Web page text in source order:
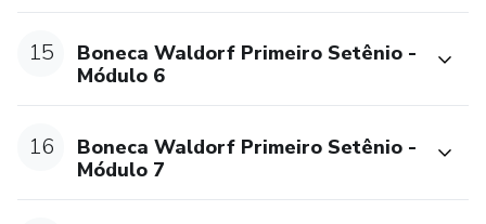
15
Boneca Waldorf Primeiro Setênio -
Módulo 6
16
Boneca Waldorf Primeiro Setênio -
Módulo 7